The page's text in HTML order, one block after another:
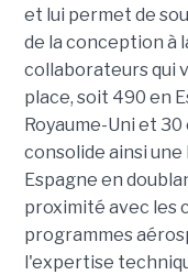
et lui permet de
de la conception à
collaborateurs qui
place, soit 490 en
Royaume-Uni et
consolide ainsi
Espagne en
proximité avec les
programmes
l'expertise